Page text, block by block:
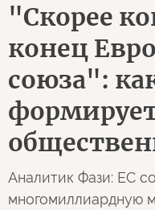
"Скорее
конец
союза":
Аналитик Фази: ЕС
многомиллиардную